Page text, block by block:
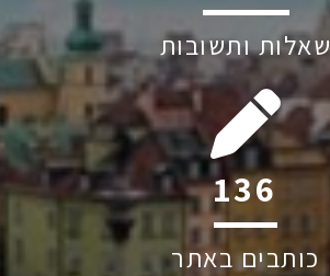
שאלות ותשובות
207
כותבים באתר